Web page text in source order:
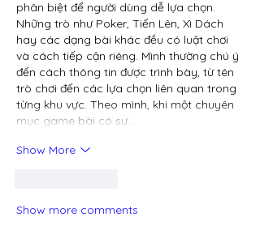
phân biệt để người dùng dễ lựa chọn.
Những trò như Poker, Tiến Lên, Xì Dách
hay các dạng bài khác đều có luật chơi
và cách tiếp cận riêng. Mình thường chú ý
đến cách thông tin được trình bày, từ tên
trò chơi đến các lựa chọn liên quan trong
từng khu vực. Theo mình, khi một chuyên
mục game bài có sự…
Show More
Show more comments